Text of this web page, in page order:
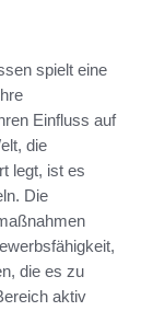
spielt eine
Einfluss auf
die
legt, ist es
Die
die es zu
aktiv